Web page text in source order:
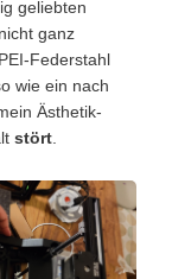
geliebten
ganz
PEI-Federstahl
wie ein nach
Ästhetik-
stört